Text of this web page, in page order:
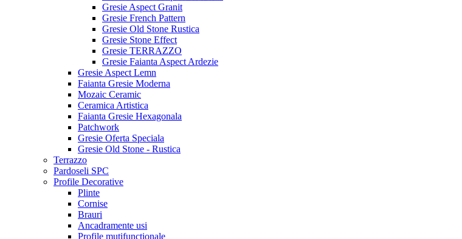
Gresie Aspect Granit
Gresie French Pattern
Gresie Old Stone Rustica
Gresie Stone Effect
Gresie TERRAZZO
Gresie Faianta Aspect Ardezie
Gresie Aspect Lemn
Faianta Gresie Moderna
Mozaic Ceramic
Ceramica Artistica
Faianta Gresie Hexagonala
Patchwork
Gresie Oferta Speciala
Gresie Old Stone - Rustica
Terrazzo
Pardoseli SPC
Profile Decorative
Plinte
Cornise
Brauri
Ancadramente usi
Profile mutifunctionale